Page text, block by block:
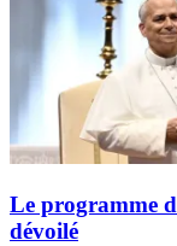
Le programme
dévoilé